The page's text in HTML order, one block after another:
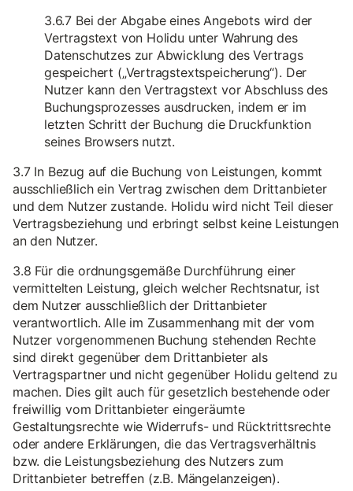
3.6.7 Bei der Abgabe eines Angebots wird der
Vertragstext von Holidu unter Wahrung des
Datenschutzes zur Abwicklung des Vertrags
gespeichert („Vertragstextspeicherung“). Der
Nutzer kann den Vertragstext vor Abschluss des
Buchungsprozesses ausdrucken, indem er im
letzten Schritt der Buchung die Druckfunktion
seines Browsers nutzt.
3.7 In Bezug auf die Buchung von Leistungen, kommt
ausschließlich ein Vertrag zwischen dem Drittanbieter
und dem Nutzer zustande. Holidu wird nicht Teil dieser
Vertragsbeziehung und erbringt selbst keine Leistungen
an den Nutzer.
3.8 Für die ordnungsgemäße Durchführung einer
vermittelten Leistung, gleich welcher Rechtsnatur, ist
dem Nutzer ausschließlich der Drittanbieter
verantwortlich. Alle im Zusammenhang mit der vom
Nutzer vorgenommenen Buchung stehenden Rechte
sind direkt gegenüber dem Drittanbieter als
Vertragspartner und nicht gegenüber Holidu geltend zu
machen. Dies gilt auch für gesetzlich bestehende oder
freiwillig vom Drittanbieter eingeräumte
Gestaltungsrechte wie Widerrufs- und Rücktrittsrechte
oder andere Erklärungen, die das Vertragsverhältnis
bzw. die Leistungsbeziehung des Nutzers zum
Drittanbieter betreffen (z.B. Mängelanzeigen).